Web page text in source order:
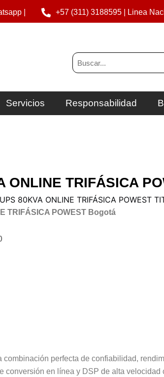
| +57 (311) 3188595 | Linea
Servicios Responsabilidad
ONLINE TRIFÁSICA
TRIFÁSICA POWEST Bogotá
combinación perfecta de confiabilidad,
conversión en línea y DSP de alta velocidad